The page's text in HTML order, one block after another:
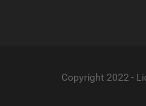
Copyright 2022 -